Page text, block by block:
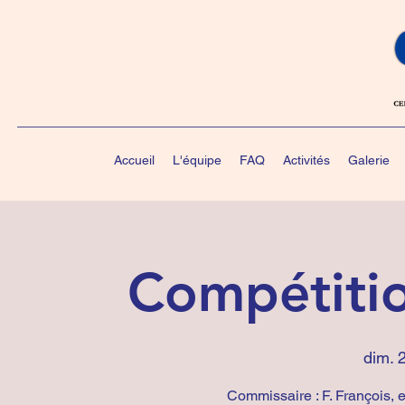
Accueil L'équipe FAQ Activités Galerie
dim.
Commissaire : F. François,